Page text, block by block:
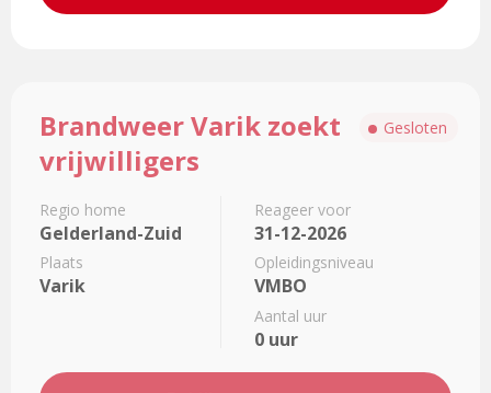
Brandweer Varik zoekt
vrijwilligers
Regio home
Gelderland-Zuid
Plaats
Varik
Reageer voor
31-12-2026
Opleidingsniveau
VMBO
Aantal uur
0 uur
Gesloten
meer
Brandweer
Varik
zoekt
vrijwilligers